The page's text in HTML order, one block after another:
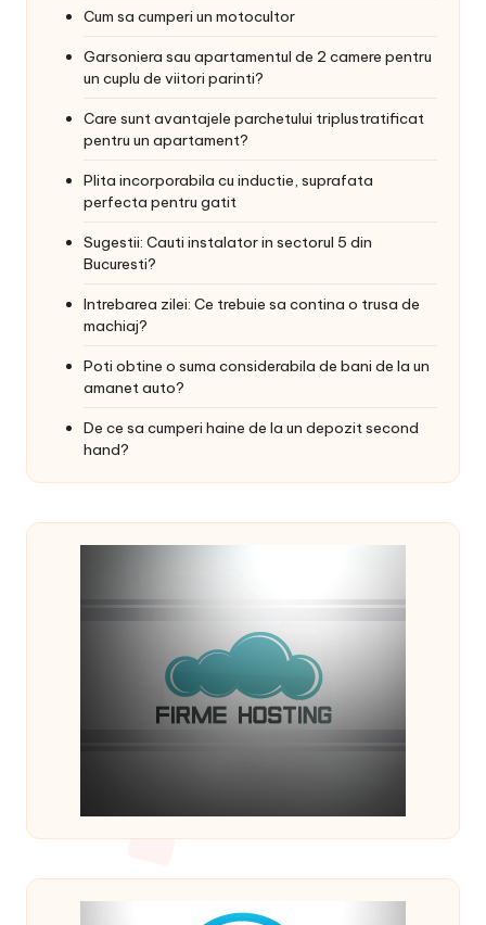
Cum sa cumperi un motocultor
Garsoniera sau apartamentul de 2 camere pentru
un cuplu de viitori parinti?
Care sunt avantajele parchetului triplustratificat
pentru un apartament?
Plita incorporabila cu inductie, suprafata
perfecta pentru gatit
Sugestii: Cauti instalator in sectorul 5 din
Bucuresti?
Intrebarea zilei: Ce trebuie sa contina o trusa de
machiaj?
Poti obtine o suma considerabila de bani de la un
amanet auto?
De ce sa cumperi haine de la un depozit second
hand?